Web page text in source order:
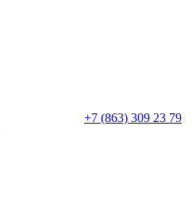
+7 (863) 309 23 79